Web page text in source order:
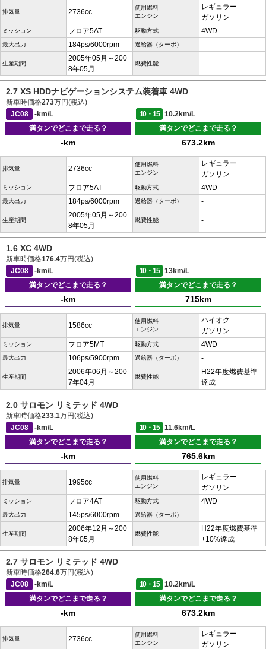
排気量 2736cc
使用燃料
エンジン
レギュラー
ガソリン
ミッション フロア5AT 駆動方式 4WD
最大出力 184ps/6000rpm 過給器（ターボ） -
生産期間
2005年05月～200
8年05月
燃費性能 -
2.7 XS HDDナビゲーションシステム装着車 4WD
新車時価格273万円(税込)
JC08
-km/L 10・15
10.2km/L
満タンでどこまで走る？
-km
満タンでどこまで走る？
673.2km
排気量 2736cc
使用燃料
エンジン
レギュラー
ガソリン
ミッション フロア5AT 駆動方式 4WD
最大出力 184ps/6000rpm 過給器（ターボ） -
生産期間
2005年05月～200
8年05月
燃費性能 -
1.6 XC 4WD
新車時価格176.4万円(税込)
JC08
-km/L 10・15
13km/L
満タンでどこまで走る？
-km
満タンでどこまで走る？
715km
排気量 1586cc
使用燃料
エンジン
ハイオク
ガソリン
ミッション フロア5MT 駆動方式 4WD
最大出力 106ps/5900rpm 過給器（ターボ） -
生産期間
2006年06月～200
7年04月
燃費性能
H22年度燃費基準
達成
2.0 サロモン リミテッド 4WD
新車時価格233.1万円(税込)
JC08
-km/L 10・15
11.6km/L
満タンでどこまで走る？
-km
満タンでどこまで走る？
765.6km
排気量 1995cc
使用燃料
エンジン
レギュラー
ガソリン
ミッション フロア4AT 駆動方式 4WD
最大出力 145ps/6000rpm 過給器（ターボ） -
生産期間
2006年12月～200
8年05月
燃費性能
H22年度燃費基準
+10%達成
2.7 サロモン リミテッド 4WD
新車時価格264.6万円(税込)
JC08
-km/L 10・15
10.2km/L
満タンでどこまで走る？
-km
満タンでどこまで走る？
673.2km
排気量 2736cc
使用燃料
エンジン
レギュラー
ガソリン